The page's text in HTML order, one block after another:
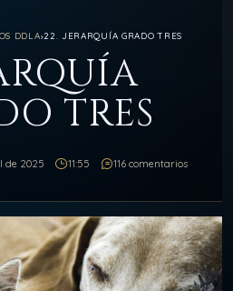
DDLA›22. JERARQUÍA GRADO TRES
TRES
de 2025 11:55 116 comentarios